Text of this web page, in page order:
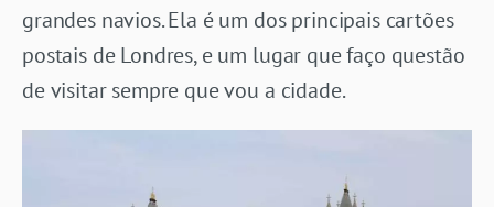
grandes navios. Ela é um dos principais cartões
postais de Londres, e um lugar que faço questão
de visitar sempre que vou a cidade.